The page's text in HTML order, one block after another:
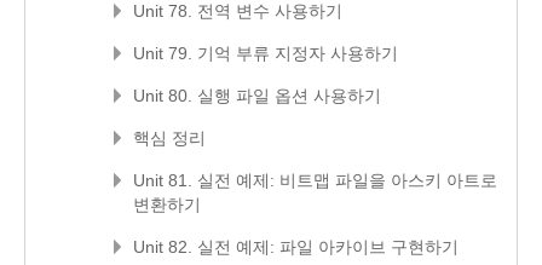
Unit 78. 전역 변수 사용하기
Unit 79. 기억 부류 지정자 사용하기
Unit 80. 실행 파일 옵션 사용하기
핵심 정리
Unit 81. 실전 예제: 비트맵 파일을 아스키 아트로
변환하기
Unit 82. 실전 예제: 파일 아카이브 구현하기